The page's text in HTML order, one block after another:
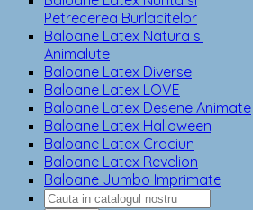
Petrecerea Burlacitelor
Baloane Latex Natura si
Animalute
Baloane Latex Diverse
Baloane Latex LOVE
Baloane Latex Desene Animate
Baloane Latex Halloween
Baloane Latex Craciun
Baloane Latex Revelion
Baloane Jumbo Imprimate